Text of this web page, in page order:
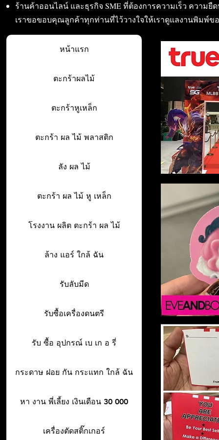
ร้านค้าออนไลน์ และธุรกิจ SME ที่ต้องการความเร็ว ความยื
เราขอขอบคุณลูกค้าทุกท่านที่ไว้วางใจให้เราดูแลงานพิมพ์ข
หน้าแรก
ตะกร้าผลไม้
ตะกร้าหูเหล็ก
ตะกร้า ผล ไม้ พลาสติก
ลัง ผล ไม้
ตะกร้า ผล ไม้ หู เหล็ก
โรงงาน ผลิต ตะกร้า ผล ไม้
ล้าง แอร์ ใกล้ ฉัน
รับลับมีด
รับซื้อเครื่องดนตรี
รับ ซื้อ อุปกรณ์ เบ เก อ รี่
กระดาษ ฝอย กัน กระแทก ใกล้ ฉัน
หา งาน พี่เลี้ยง เงินเดือน 30 000
เครื่องตัดสติ๊กเกอร์